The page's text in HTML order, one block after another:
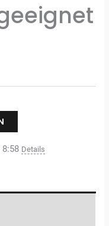
Details